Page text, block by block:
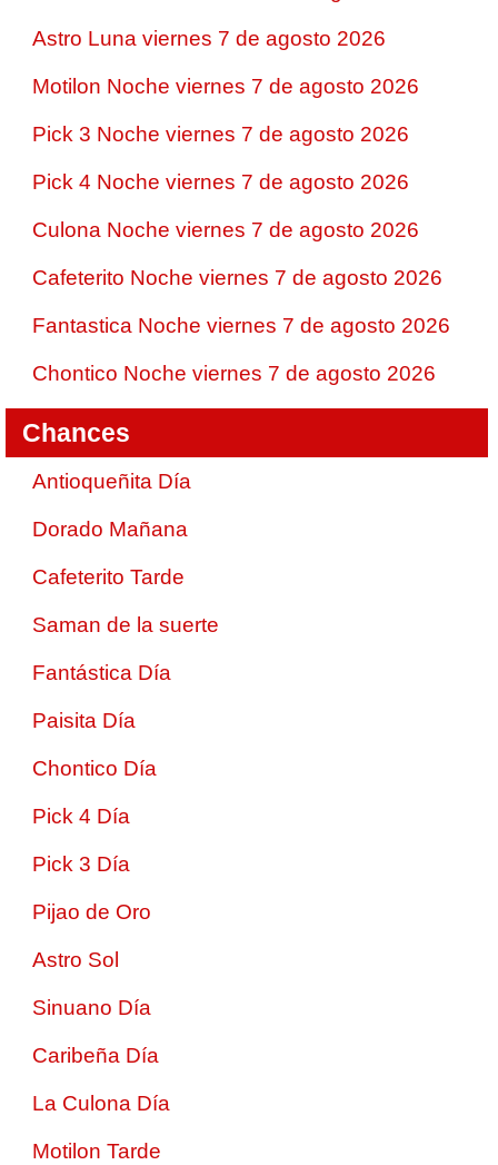
Astro Luna viernes 7 de agosto 2026
Motilon Noche viernes 7 de agosto 2026
Pick 3 Noche viernes 7 de agosto 2026
Pick 4 Noche viernes 7 de agosto 2026
Culona Noche viernes 7 de agosto 2026
Cafeterito Noche viernes 7 de agosto 2026
Fantastica Noche viernes 7 de agosto 2026
Chontico Noche viernes 7 de agosto 2026
Chances
Antioqueñita Día
Dorado Mañana
Cafeterito Tarde
Saman de la suerte
Fantástica Día
Paisita Día
Chontico Día
Pick 4 Día
Pick 3 Día
Pijao de Oro
Astro Sol
Sinuano Día
Caribeña Día
La Culona Día
Motilon Tarde